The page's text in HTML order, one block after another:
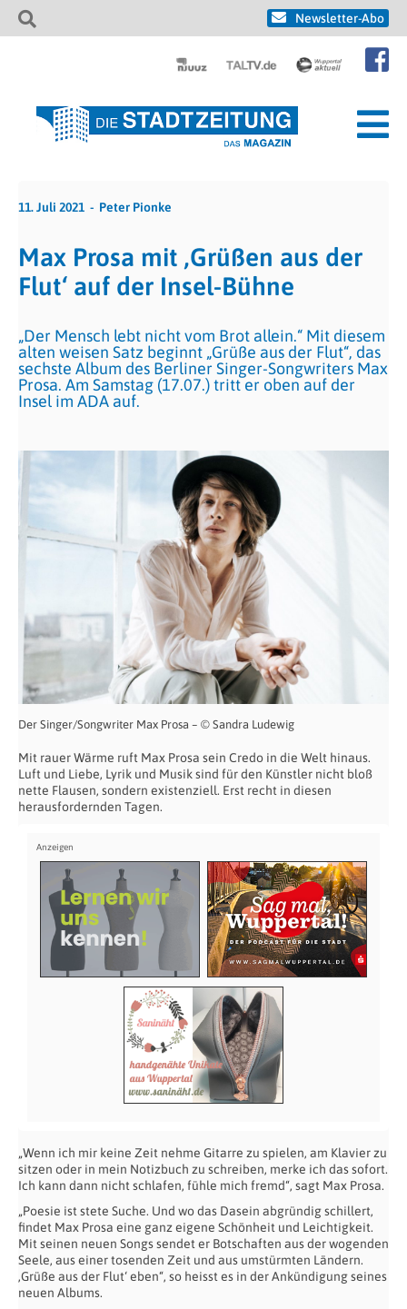
Newsletter-Abo
11. Juli 2021 Peter Pionke
Max Prosa mit ‚Grüßen aus der
Flut‘ auf der Insel-Bühne
„Der Mensch lebt nicht vom Brot allein.“ Mit diesem
alten weisen Satz beginnt „Grüße aus der Flut“, das
sechste Album des Berliner Singer-Songwriters Max
Prosa. Am Samstag (17.07.) tritt er oben auf der
Insel im ADA auf.
Der Singer/Songwriter Max Prosa – © Sandra Ludewig
Mit rauer Wärme ruft Max Prosa sein Credo in die Welt hinaus.
Luft und Liebe, Lyrik und Musik sind für den Künstler nicht bloß
nette Flausen, sondern existenziell. Erst recht in diesen
herausfordernden Tagen.
„Wenn ich mir keine Zeit nehme Gitarre zu spielen, am Klavier zu
sitzen oder in mein Notizbuch zu schreiben, merke ich das sofort.
Ich kann dann nicht schlafen, fühle mich fremd“, sagt Max Prosa.
„Poesie ist stete Suche. Und wo das Dasein abgründig schillert,
findet Max Prosa eine ganz eigene Schönheit und Leichtigkeit.
Mit seinen neuen Songs sendet er Botschaften aus der wogenden
Seele, aus einer tosenden Zeit und aus umstürmten Ländern.
‚Grüße aus der Flut‘ eben“, so heisst es in der Ankündigung seines
neuen Albums.